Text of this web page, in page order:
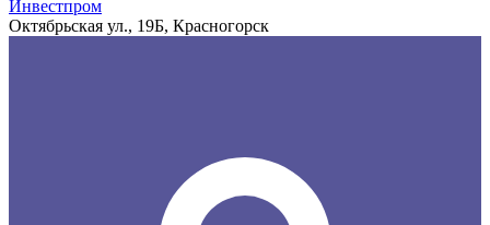
Инвестпром
Октябрьская ул., 19Б, Красногорск